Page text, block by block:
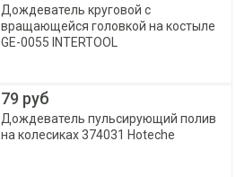
Дождеватель круговой с
вращающейся головкой на костыле
GE-0055 INTERTOOL
79 руб
Дождеватель пульсирующий полив
на колесиках 374031 Hoteche